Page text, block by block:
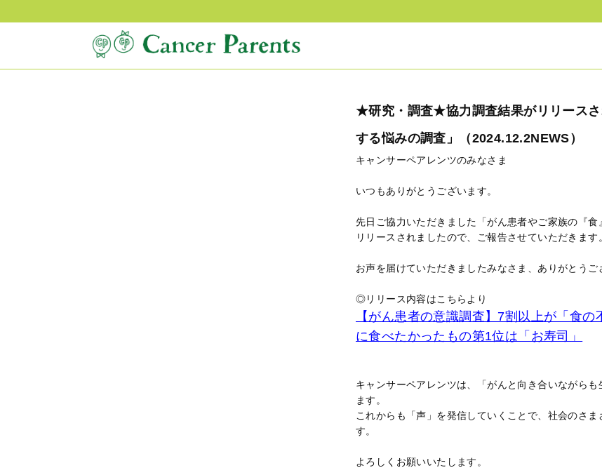
★研究・調査★協力調査結果がリリース
する悩みの調査」（2024.12.2NEWS）
キャンサーペアレンツのみなさま
いつもありがとうございます。
先日ご協力いただきました「がん患者やご家族の『
リリースされましたので、ご報告させていただきます。
お声を届けていただきましたみなさま、ありがとうご
◎リリース内容はこちらより
【がん患者の意識調査】7割以上が「食
に食べたかったもの第1位は「お寿司」
キャンサーペアレンツは、「がんと向き合いながら
ます。
これからも「声」を発信していくことで、社会のさ
す。
よろしくお願いいたします。